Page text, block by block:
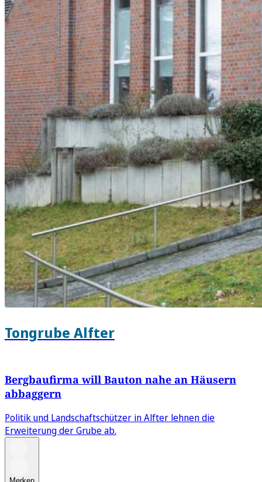
Tongrube Alfter
Bergbaufirma will Bauton nahe an Häusern
abbaggern
Politik und Landschaftschützer in Alfter lehnen die
Erweiterung der Grube ab.